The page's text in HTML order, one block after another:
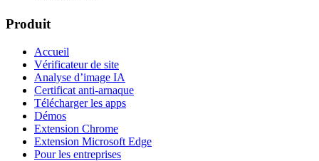
Produit
Accueil
Vérificateur de site
Analyse d’image IA
Certificat anti-arnaque
Télécharger les apps
Démos
Extension Chrome
Extension Microsoft Edge
Pour les entreprises